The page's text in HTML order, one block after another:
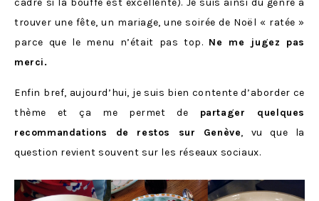
trouver une fête, un mariage, une soirée de Noël « ratée »
parce que le menu n’était pas top. Ne me jugez pas
merci.
Enfin bref, aujourd’hui, je suis bien contente d’aborder ce
thème et ça me permet de partager quelques
recommandations de restos sur Genève, vu que la
question revient souvent sur les réseaux sociaux.